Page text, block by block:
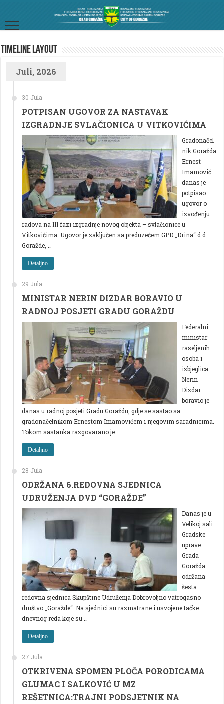
TimeLine Layout
Juli, 2026
30 Jula
POTPISAN UGOVOR ZA NASTAVAK
IZGRADNJE SVLAČIONICA U VITKOVIĆIMA
Gradonačel
nik Goražda
Ernest
Imamović
danas je
potpisao
ugovor o
izvođenju
radova na III fazi izgradnje novog objekta – svlačionice u
Vitkovićima. Ugovor je zaključen sa preduzećem GPD „Drina“ d.d.
Goražde, …
Detaljno
29 Jula
MINISTAR NERIN DIZDAR BORAVIO U
RADNOJ POSJETI GRADU GORAŽDU
Federalni
ministar
raseljenih
osoba i
izbjeglica
Nerin
Dizdar
boravio je
danas u radnoj posjeti Gradu Goraždu, gdje se sastao sa
gradonačelnikom Ernestom Imamovićem i njegovim saradnicima.
Tokom sastanka razgovarano je …
Detaljno
28 Jula
ODRŽANA 6.REDOVNA SJEDNICA
UDRUŽENJA DVD “GORAŽDE”
Danas je u
Velikoj sali
Gradske
uprave
Grada
Goražda
održana
šesta
redovna sjednica Skupštine Udruženja Dobrovoljno vatrogasno
društvo „Goražde“. Na sjednici su razmatrane i usvojene tačke
dnevnog reda koje su …
Detaljno
27 Jula
OTKRIVENA SPOMEN PLOČA PORODICAMA
GLUMAC I SALKOVIĆ U MZ
REŠETNICA:TRAJNI PODSJETNIK NA